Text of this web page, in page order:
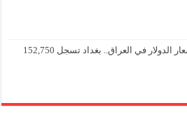
استقرار أسعار الدولار في العراق.. بغداد تسجل 152,750